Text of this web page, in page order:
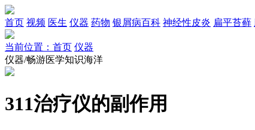
首页 视频 医生 仪器 药物 银屑病百科 神经性皮炎 扁平苔藓
当前位置：首页 仪器
仪器/畅游医学知识海洋
311治疗仪的副作用